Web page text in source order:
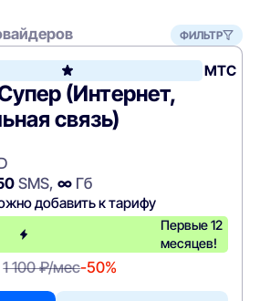
ФИЛЬТР
МТС
(Интернет,
связь)
SMS, ∞Гб
добавить к тарифу
Первые 12
месяцев!
1 100 ₽/мес-50%